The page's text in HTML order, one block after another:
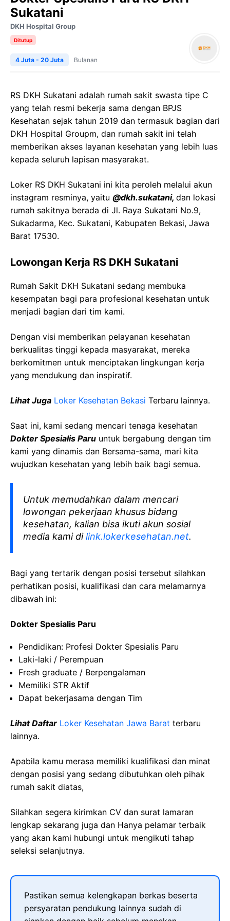
Sukatani
DKH Hospital Group
Ditutup
4 Juta - 20 Juta Bulanan
RS DKH Sukatani adalah rumah sakit swasta tipe C
yang telah resmi bekerja sama dengan BPJS
Kesehatan sejak tahun 2019 dan termasuk bagian dari
DKH Hospital Groupm, dan rumah sakit ini telah
memberikan akses layanan kesehatan yang lebih luas
kepada seluruh lapisan masyarakat.
Loker RS DKH Sukatani ini kita peroleh melalui akun
instagram resminya, yaitu @dkh.sukatani, dan lokasi
rumah sakitnya berada di Jl. Raya Sukatani No.9,
Sukadarma, Kec. Sukatani, Kabupaten Bekasi, Jawa
Barat 17530.
Lowongan Kerja RS DKH Sukatani
Rumah Sakit DKH Sukatani sedang membuka
kesempatan bagi para profesional kesehatan untuk
menjadi bagian dari tim kami.
Dengan visi memberikan pelayanan kesehatan
berkualitas tinggi kepada masyarakat, mereka
berkomitmen untuk menciptakan lingkungan kerja
yang mendukung dan inspiratif.
Lihat Juga Loker Kesehatan Bekasi Terbaru lainnya.
Saat ini, kami sedang mencari tenaga kesehatan
Dokter Spesialis Paru untuk bergabung dengan tim
kami yang dinamis dan Bersama-sama, mari kita
wujudkan kesehatan yang lebih baik bagi semua.
Untuk memudahkan dalam mencari
lowongan pekerjaan khusus bidang
kesehatan, kalian bisa ikuti akun sosial
media kami dilink.lokerkesehatan.net.
Bagi yang tertarik dengan posisi tersebut silahkan
perhatikan posisi, kualifikasi dan cara melamarnya
dibawah ini:
Dokter Spesialis Paru
Pendidikan: Profesi Dokter Spesialis Paru
Laki-laki / Perempuan
Fresh graduate / Berpengalaman
Memiliki STR Aktif
Dapat bekerjasama dengan Tim
Lihat Daftar Loker Kesehatan Jawa Barat terbaru
lainnya.
Apabila kamu merasa memiliki kualifikasi dan minat
dengan posisi yang sedang dibutuhkan oleh pihak
rumah sakit diatas,
Silahkan segera kirimkan CV dan surat lamaran
lengkap sekarang juga dan Hanya pelamar terbaik
yang akan kami hubungi untuk mengikuti tahap
seleksi selanjutnya.
Pastikan semua kelengkapan berkas beserta
persyaratan pendukung lainnya sudah di